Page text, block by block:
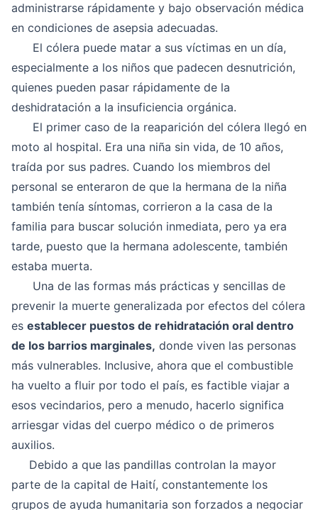
administrarse rápidamente y bajo observación médica
en condiciones de asepsia adecuadas.
El cólera puede matar a sus víctimas en un día,
especialmente a los niños que padecen desnutrición,
quienes pueden pasar rápidamente de la
deshidratación a la insuficiencia orgánica.
El primer caso de la reaparición del cólera llegó en
moto al hospital. Era una niña sin vida, de 10 años,
traída por sus padres. Cuando los miembros del
personal se enteraron de que la hermana de la niña
también tenía síntomas, corrieron a la casa de la
familia para buscar solución inmediata, pero ya era
tarde, puesto que la hermana adolescente, también
estaba muerta.
Una de las formas más prácticas y sencillas de
prevenir la muerte generalizada por efectos del cólera
es establecer puestos de rehidratación oral dentro
de los barrios marginales, donde viven las personas
más vulnerables. Inclusive, ahora que el combustible
ha vuelto a fluir por todo el país, es factible viajar a
esos vecindarios, pero a menudo, hacerlo significa
arriesgar vidas del cuerpo médico o de primeros
auxilios.
Debido a que las pandillas controlan la mayor
parte de la capital de Haití, constantemente los
grupos de ayuda humanitaria son forzados a negociar